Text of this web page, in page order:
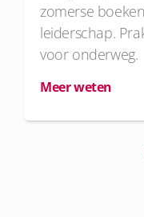
zomerse
leiderschap.
voor onderweg.
Meer weten